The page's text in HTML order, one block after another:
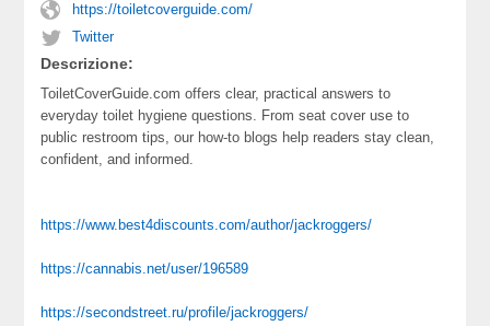
https://toiletcoverguide.com/
Twitter
Descrizione:
ToiletCoverGuide.com offers clear, practical answers to
everyday toilet hygiene questions. From seat cover use to
public restroom tips, our how-to blogs help readers stay clean,
confident, and informed.
https://www.best4discounts.com/author/jackroggers/
https://cannabis.net/user/196589
https://secondstreet.ru/profile/jackroggers/